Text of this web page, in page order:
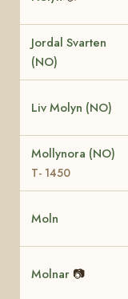
Jordal Svarten
(NO)
Liv Molyn (NO)
Mollynora (NO)
T- 1450
Moln
Molnar 📷